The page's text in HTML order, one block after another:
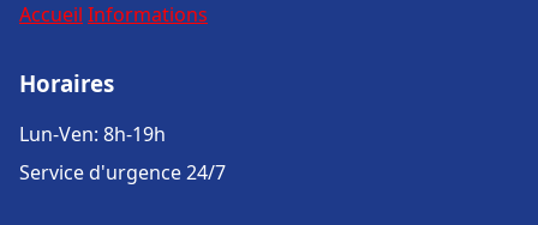
Accueil Informations
Horaires
Lun-Ven: 8h-19h
Service d'urgence 24/7